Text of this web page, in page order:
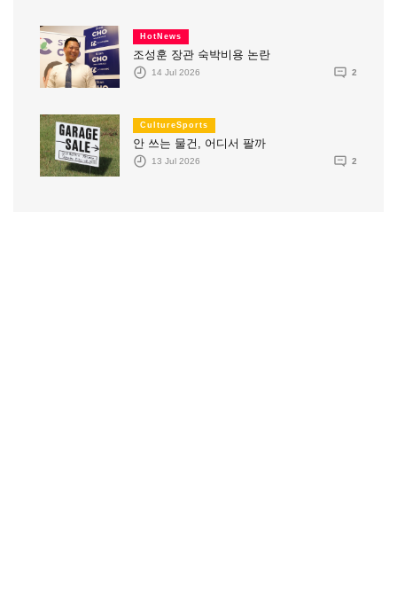
HotNews
조성훈 장관 숙박비용 논란
14 Jul 2026 2
CultureSports
안 쓰는 물건, 어디서 팔까
13 Jul 2026 2